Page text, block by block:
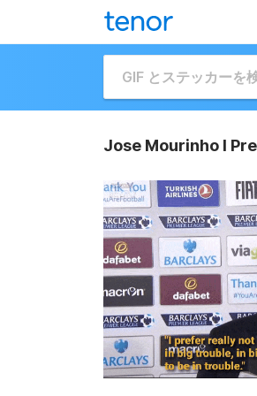
Jose Mourinho I